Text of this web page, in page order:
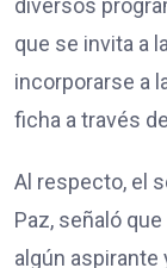
diversos
que se invita a
incorporarse a
ficha a través
Al respecto, el
Paz, señaló
algún aspirante